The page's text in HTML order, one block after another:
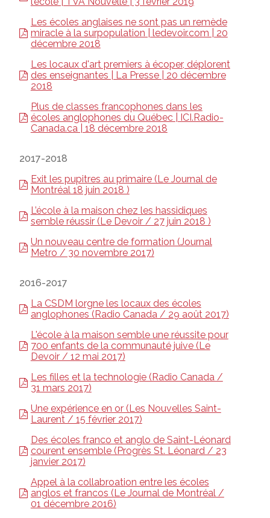
Les écoles anglaises ne sont pas un remède
miracle à la surpopulation | ledevoir.com | 20
décembre 2018
Les locaux d'art premiers à écoper, déplorent
des enseignantes | La Presse | 20 décembre
2018
Plus de classes francophones dans les
écoles anglophones du Québec | ICI.Radio-
Canada.ca | 18 décembre 2018
2017-2018
Exit les pupitres au primaire (Le Journal de
Montréal 18 juin 2018 )
L’école à la maison chez les hassidiques
semble réussir (Le Devoir / 27 juin 2018 )
Un nouveau centre de formation (Journal
Metro / 30 novembre 2017)
2016-2017
La CSDM lorgne les locaux des écoles
anglophones (Radio Canada / 29 août 2017)
L'école à la maison semble une réussite pour
700 enfants de la communauté juive (Le
Devoir / 12 mai 2017)
Les filles et la technologie (Radio Canada /
31 mars 2017)
Une expérience en or (Les Nouvelles Saint-
Laurent / 15 février 2017)
Des écoles franco et anglo de Saint-Léonard
courent ensemble (Progrès St. Léonard / 23
janvier 2017)
Appel à la collabroation entre les écoles
anglos et francos (Le Journal de Montréal /
01 décembre 2016)